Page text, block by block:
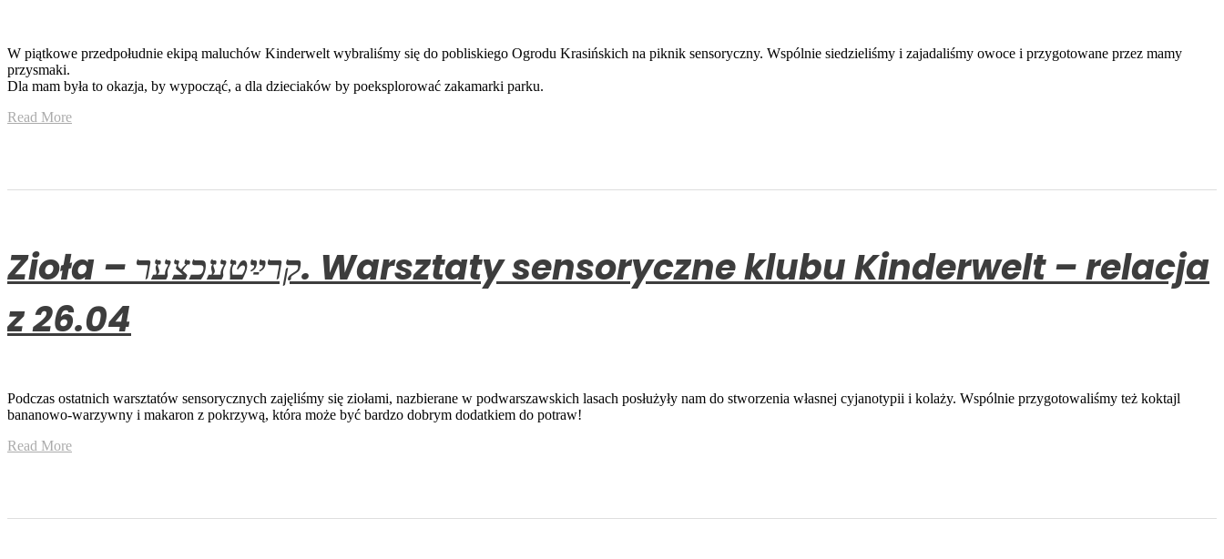
W piątkowe przedpołudnie ekipą maluchów Kinderwelt wybraliśmy się do pobliskiego Ogrodu Krasińskich na piknik sensoryczny. Wspólnie siedzieliśmy i zajadaliśmy owoce i przygotowane przez mamy
przysmaki.
Dla mam była to okazja, by wypocząć, a dla dzieciaków by poeksplorować zakamarki parku.
Read More
Zioła – קרײַטעכצער. Warsztaty sensoryczne klubu Kinderwelt – relacja
z 26.04
Podczas ostatnich warsztatów sensorycznych zajęliśmy się ziołami, nazbierane w podwarszawskich lasach posłużyły nam do stworzenia własnej cyjanotypii i kolaży. Wspólnie przygotowaliśmy też koktajl
bananowo-warzywny i makaron z pokrzywą, która może być bardzo dobrym dodatkiem do potraw!
Read More